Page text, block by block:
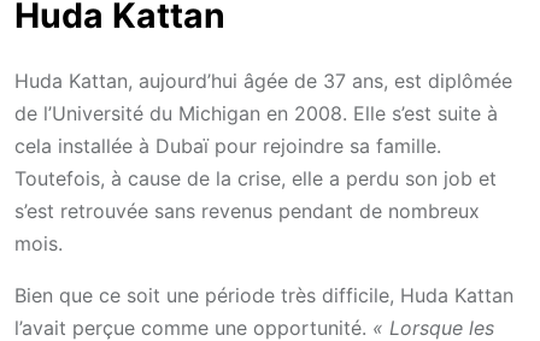
Huda Kattan
Huda Kattan, aujourd’hui âgée de 37 ans, est diplômée
de l’Université du Michigan en 2008. Elle s’est suite à
cela installée à Dubaï pour rejoindre sa famille.
Toutefois, à cause de la crise, elle a perdu son job et
s’est retrouvée sans revenus pendant de nombreux
mois.
Bien que ce soit une période très difficile, Huda Kattan
l’avait perçue comme une opportunité. « Lorsque les